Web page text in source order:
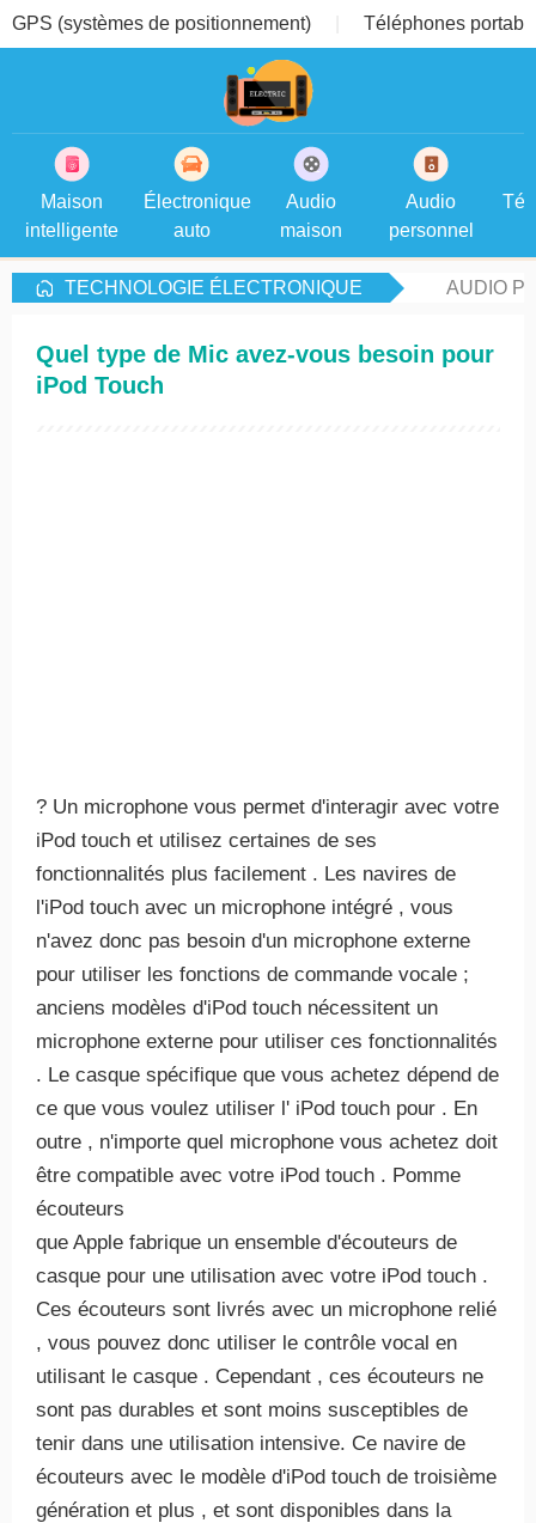
GPS (systèmes de positionnement) Téléphones
Maison
intelligente
Électronique
auto
Audio
maison
Audio
personnel
TECHNOLOGIE ÉLECTRONIQUE AUDIO
Quel type de Mic avez-vous besoin pour
iPod Touch
? Un microphone vous permet d'interagir avec votre
iPod touch et utilisez certaines de ses
fonctionnalités plus facilement . Les navires de
l'iPod touch avec un microphone intégré , vous
n'avez donc pas besoin d'un microphone externe
pour utiliser les fonctions de commande vocale ;
anciens modèles d'iPod touch nécessitent un
microphone externe pour utiliser ces fonctionnalités
. Le casque spécifique que vous achetez dépend de
ce que vous voulez utiliser l' iPod touch pour . En
outre , n'importe quel microphone vous achetez doit
être compatible avec votre iPod touch . Pomme
écouteurs
que Apple fabrique un ensemble d'écouteurs de
casque pour une utilisation avec votre iPod touch .
Ces écouteurs sont livrés avec un microphone relié
, vous pouvez donc utiliser le contrôle vocal en
utilisant le casque . Cependant , ces écouteurs ne
sont pas durables et sont moins susceptibles de
tenir dans une utilisation intensive. Ce navire de
écouteurs avec le modèle d'iPod touch de troisième
génération et plus , et sont disponibles dans la